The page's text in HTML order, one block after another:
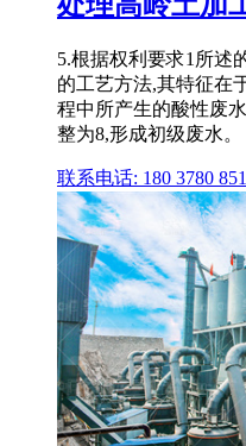
5.根据权利要求1所述
的工艺方法,其特征在
程中所产生的酸性废
整为8,形成初级废水。
联系电话: 180 3780